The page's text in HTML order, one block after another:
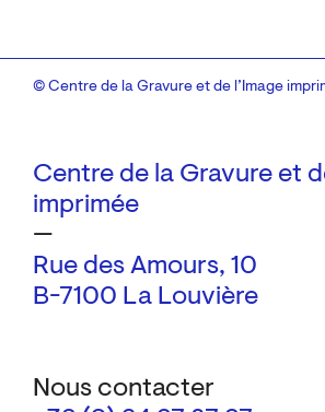
Centre de la Gravure et
imprimée
—
Rue des Amours, 10
B-7100 La Louvière
Nous contacter
© Centre de la Gravure et de l’Image